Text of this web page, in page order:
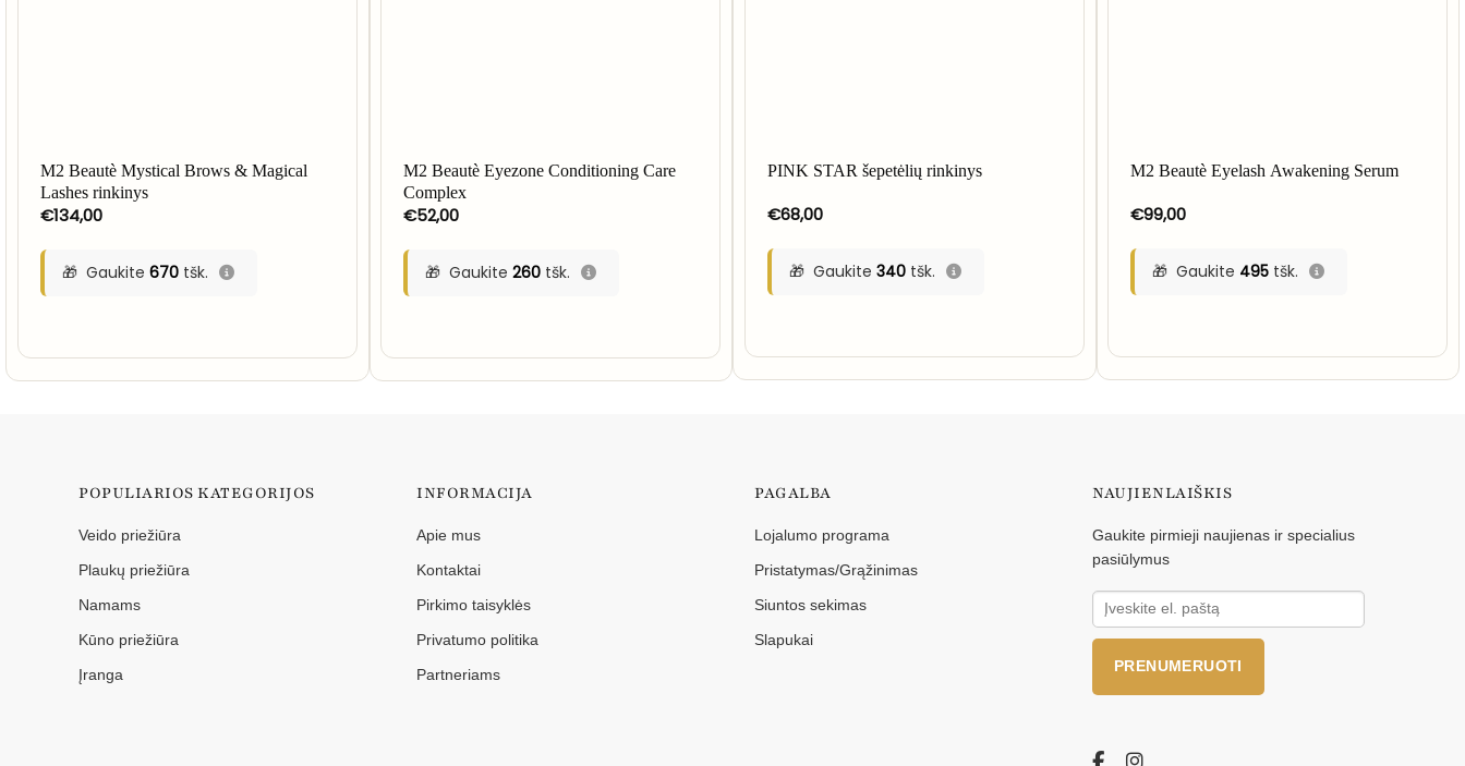
M2 Beautè Mystical Brows & Magical
Lashes rinkinys
€134,00
Gaukite 670tšk.
M2 Beautè Eyezone Conditioning Care
Complex
€52,00
Gaukite260 tšk.
PINK STAR šepetėlių rinkinys
€68,00
Gaukite 340tšk.
M2 Beautè Eyelash Awakening Serum
€99,00
Gaukite 495 tšk.
POPULIARIOS KATEGORIJOS
Veido priežiūra
Plaukų priežiūra
Namams
Kūno priežiūra
Įranga
INFORMACIJA
Apie mus
Kontaktai
Pirkimo taisyklės
Privatumo politika
Partneriams
PAGALBA
Lojalumo programa
Pristatymas/Grąžinimas
Siuntos sekimas
Slapukai
NAUJIENLAIŠKIS
Gaukite pirmieji naujienas ir specialius
pasiūlymus
PRENUMERUOTI